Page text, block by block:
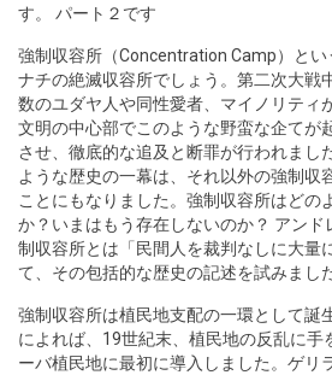
す。 パート２です
強制収容所（Concentration Camp）と
ナチの絶滅収容所でしょう。第二次大戦
数のユダヤ人や同性愛者、マイノリティ
文明の中心部でこのような野蛮な企てが
させ、徹底的な追及と断罪が行われまし
ような歴史の一幕は、それ以外の強制収
ことにもなりました。強制収容所はどの
か？いまはもう存在しないのか？ アンド
制収容所とは「民間人を裁判なしに大量
て、その包括的な歴史の記述を試みました
強制収容所は植民地支配の一環として誕
によれば、19世紀末、植民地の反乱に手
ーバ植民地に最初に導入しました。ゲリ